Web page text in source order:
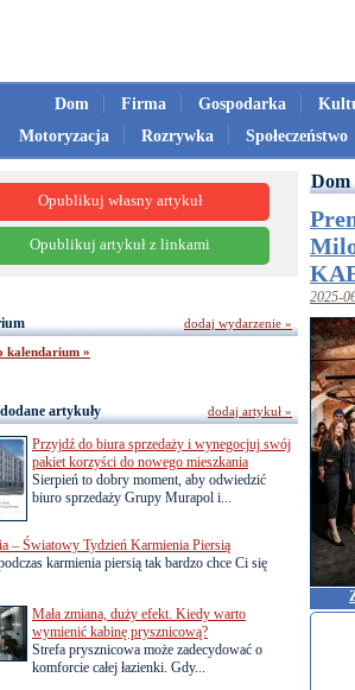
Dom Firma Gospodarka
Motoryzacja
Rozrywka Społeczeństwo
Dom
2025-
Opublikuj własny artykuł
Opublikuj artykuł z linkami
kalendarium »
dodaj wydarzenie »
artykuły
Przyjdź do biura sprzedaży i wynegocjuj swój
pakiet korzyści do nowego mieszkania
Sierpień to dobry moment, aby odwiedzić
biuro sprzedaży Grupy Murapol i...
– Światowy Tydzień Karmienia Piersią
karmienia piersią tak bardzo chce Ci się
Mała zmiana, duży efekt. Kiedy warto
wymienić kabinę prysznicową?
Strefa prysznicowa może zadecydować o
komforcie całej łazienki. Gdy...
dodaj artykuł »